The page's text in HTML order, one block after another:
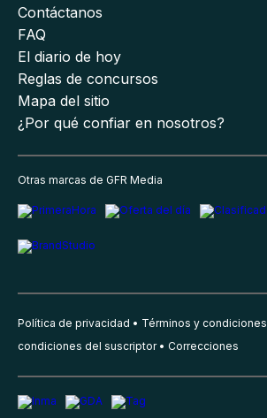
Contáctanos
FAQ
El diario de hoy
Reglas de concursos
Mapa del sitio
¿Por qué confiar en nosotros?
Otras marcas de GFR Media
Política de privacidad Términos y condiciones
condiciones del suscriptor
Correcciones